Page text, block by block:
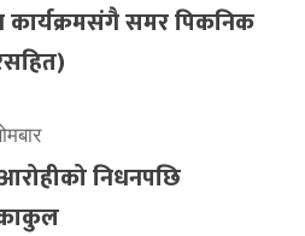
कार्यक्रमसंगै समर पिकनिक
निधनपछि